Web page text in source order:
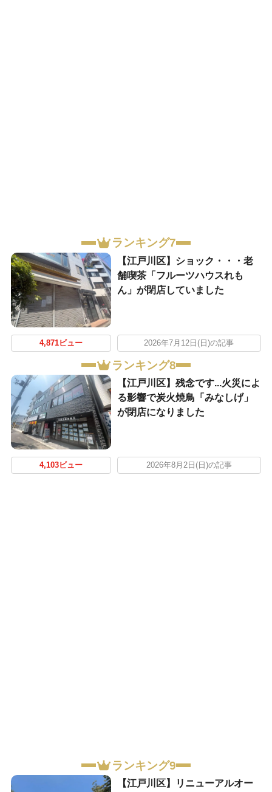
ランキング7
【江戸川区】ショック・・・老
舗喫茶「フルーツハウスれも
ん」が閉店していました
4,871ビュー 2026年7月12日(日)の記事
ランキング8
【江戸川区】残念です...火災によ
る影響で炭火焼鳥「みなしげ」
が閉店になりました
4,103ビュー 2026年8月2日(日)の記事
ランキング9
【江戸川区】リニューアルオー